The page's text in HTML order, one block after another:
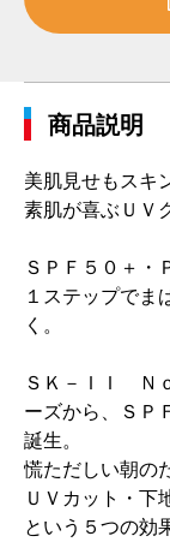
商品説明
美肌見せもスキ
素肌が喜ぶＵＶ
ＳＰＦ５０＋・
１ステップでま
く。
ＳＫ－ＩＩ Ｎ
ーズから、ＳＰ
誕生。
慌ただしい朝の
ＵＶカット・下
という５つの効